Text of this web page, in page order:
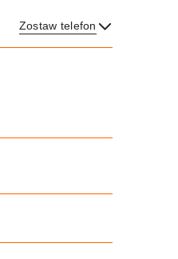
Zostaw telefon
Wyślij